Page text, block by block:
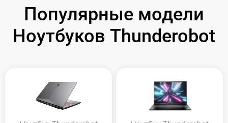
Популярные модели
Ноутбуков Thunderobot